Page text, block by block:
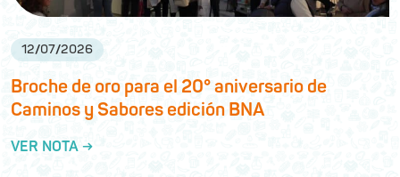
12/07/2026
Broche de oro para el 20° aniversario de
Caminos y Sabores edición BNA
VER NOTA →